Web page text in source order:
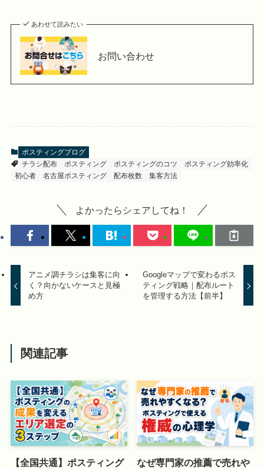
あわせて読みたい
お問い合わせ
ポスティングブログ
チラシ配布
ポスティング ポスティングのコツ
ポスティング効率化
初心者
名古屋ポスティング 配布枚数 集客方法
よかったらシェアしてね！
アニメ調チラシは集客に向
く？向かないケースと見極
め方
Googleマップで変わるポス
ティング戦略｜配布ルート
を管理する方法【前半】
関連記事
【全国共通】ポスティング
なぜ専門家の推薦で売れや